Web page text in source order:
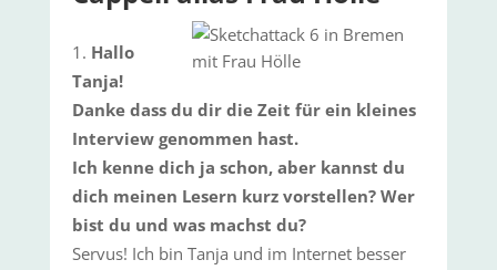
Hallo
Tanja!
Danke dass du dir die Zeit für ein kleines
Interview genommen hast.
Ich kenne dich ja schon, aber kannst du
dich meinen Lesern kurz vorstellen? Wer
bist du und was machst du?
Servus! Ich bin Tanja und im Internet besser